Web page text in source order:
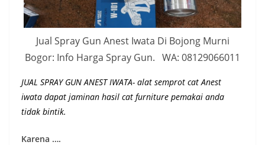
Jual Spray Gun Anest Iwata Di Bojong Murni
Bogor: Info Harga Spray Gun. WA: 08129066011
JUAL SPRAY GUN ANEST IWATA- alat semprot cat Anest
iwata dapat jaminan hasil cat furniture pemakai anda
tidak bintik.
Karena ….